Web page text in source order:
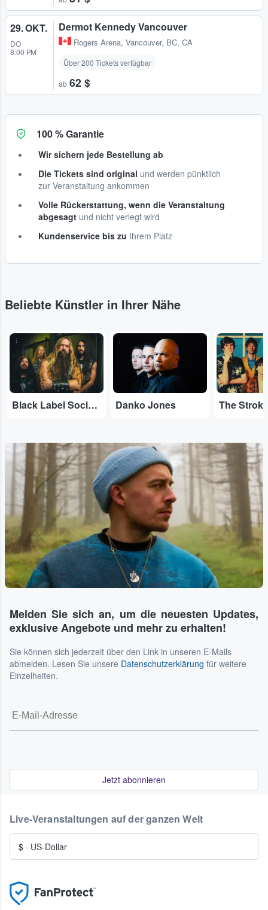
29. OKT.
DO
8:00 PM
Dermot Kennedy Vancouver
Rogers Arena, Vancouver, BC, CA
Über 200 Tickets verfügbar
ab 62 $
100 % Garantie
Wir sichern jede Bestellung ab
Die Tickets sind original und werden pünktlich
zur Veranstaltung ankommen
Volle Rückerstattung, wenn die Veranstaltung
abgesagt und nicht verlegt wird
Kundenservice bis zu Ihrem Platz
Beliebte Künstler in Ihrer Nähe
...
Black Label Society
...
Danko Jones
...
The
Melden Sie sich an, um die neuesten Updates,
exklusive Angebote und mehr zu erhalten!
Sie können sich jederzeit über den Link in unseren E-Mails
abmelden. Lesen Sie unsere Datenschutzerklärung für weitere
Einzelheiten.
Jetzt abonnieren
Live-Veranstaltungen auf der ganzen Welt
$ · US-Dollar